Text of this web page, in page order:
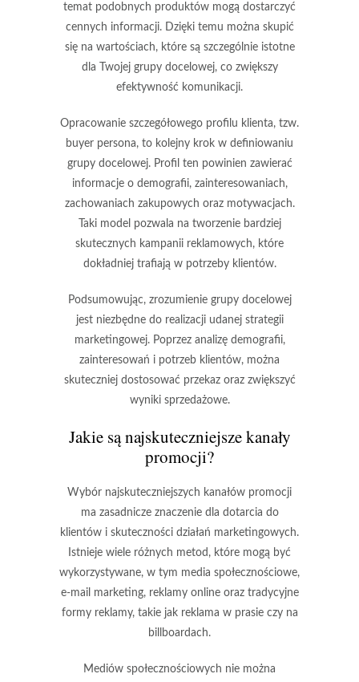
temat podobnych produktów mogą dostarczyć
cennych informacji. Dzięki temu można skupić
się na wartościach, które są szczególnie istotne
dla Twojej grupy docelowej, co zwiększy
efektywność komunikacji.
Opracowanie szczegółowego profilu klienta, tzw.
buyer persona, to kolejny krok w definiowaniu
grupy docelowej. Profil ten powinien zawierać
informacje o demografii, zainteresowaniach,
zachowaniach zakupowych oraz motywacjach.
Taki model pozwala na tworzenie bardziej
skutecznych kampanii reklamowych, które
dokładniej trafiają w potrzeby klientów.
Podsumowując, zrozumienie grupy docelowej
jest niezbędne do realizacji udanej strategii
marketingowej. Poprzez analizę demografii,
zainteresowań i potrzeb klientów, można
skuteczniej dostosować przekaz oraz zwiększyć
wyniki sprzedażowe.
Jakie są najskuteczniejsze kanały
promocji?
Wybór najskuteczniejszych kanałów promocji
ma zasadnicze znaczenie dla dotarcia do
klientów i skuteczności działań marketingowych.
Istnieje wiele różnych metod, które mogą być
wykorzystywane, w tym media społecznościowe,
e-mail marketing, reklamy online oraz tradycyjne
formy reklamy, takie jak reklama w prasie czy na
billboardach.
Mediów społecznościowych nie można